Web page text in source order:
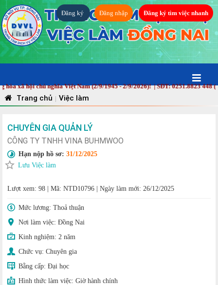
Đăng ký Đăng nhập Đăng ký tìm việc nhanh
hội chủ nghĩa Việt Nam (2/9/1945 - 2/9/2026)! | SĐT: 0251.8823 448
Trang chủ | Việc làm
CHUYÊN GIA QUẢN LÝ
CÔNG TY TNHH VINA BUHMWOO
Hạn nộp hồ sơ: 31/12/2025
Lưu Việc làm
Lượt xem: 98 Mã: NTD10796 Ngày làm mới: 26/12/2025
Mức lương: Thoả thuận
Nơi làm việc: Đồng Nai
Kinh nghiệm: 2 năm
Chức vụ: Chuyên gia
Bằng cấp: Đại học
Hình thức làm việc: Giờ hành chính